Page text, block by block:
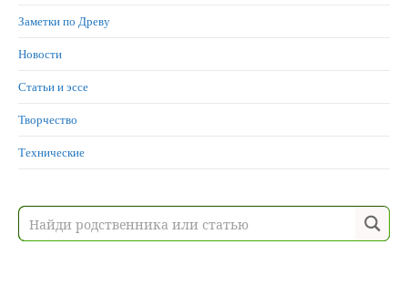
Заметки по Древу
Новости
Статьи и эссе
Творчество
Технические